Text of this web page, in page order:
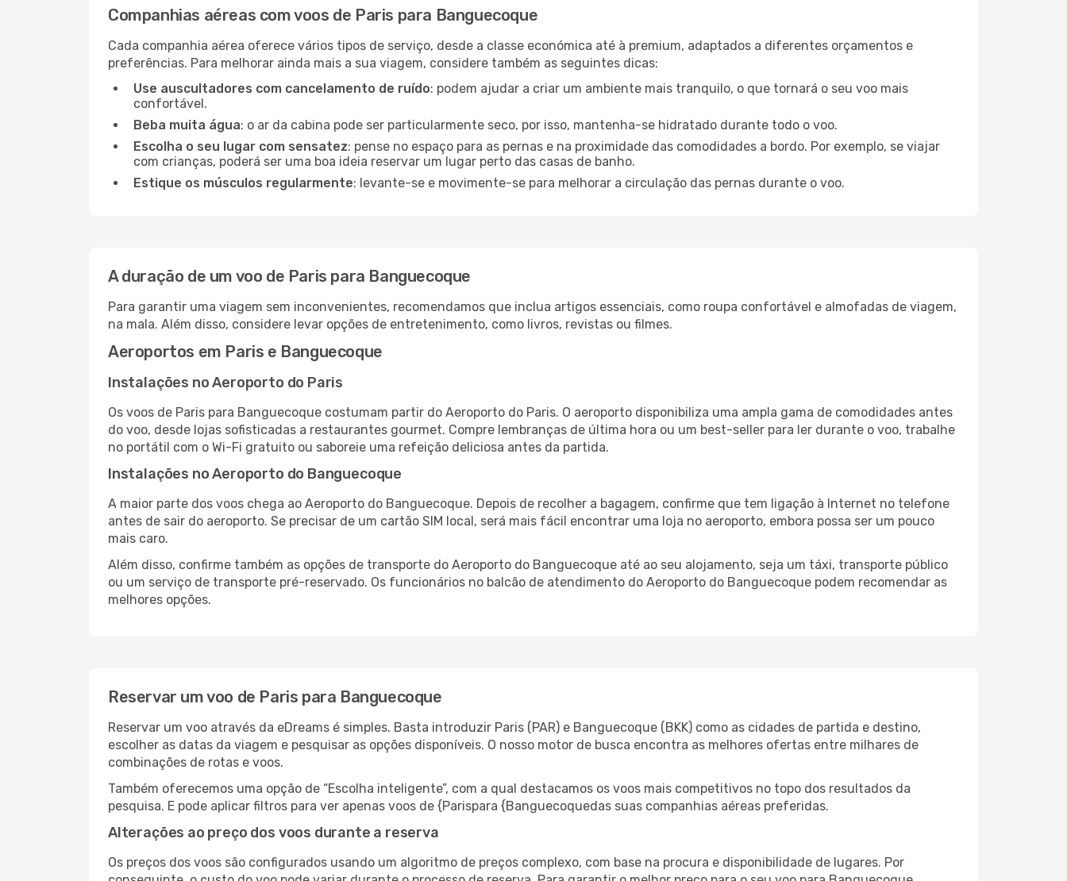
Companhias aéreas com voos de Paris para Banguecoque
Cada companhia aérea oferece vários tipos de serviço, desde a classe económica até à premium, adaptados a diferentes orçamentos e
preferências. Para melhorar ainda mais a sua viagem, considere também as seguintes dicas:
Use auscultadores com cancelamento de ruído: podem ajudar a criar um ambiente mais tranquilo, o que tornará o seu voo mais
confortável.
Beba muita água: o ar da cabina pode ser particularmente seco, por isso, mantenha-se hidratado durante todo o voo.
Escolha o seu lugar com sensatez: pense no espaço para as pernas e na proximidade das comodidades a bordo. Por exemplo, se viajar
com crianças, poderá ser uma boa ideia reservar um lugar perto das casas de banho.
Estique os músculos regularmente: levante-se e movimente-se para melhorar a circulação das pernas durante o voo.
A duração de um voo de Paris para Banguecoque
Para garantir uma viagem sem inconvenientes, recomendamos que inclua artigos essenciais, como roupa confortável e almofadas de viagem,
na mala. Além disso, considere levar opções de entretenimento, como livros, revistas ou filmes.
Aeroportos em Paris e Banguecoque
Instalações no Aeroporto do Paris
Os voos de Paris para Banguecoque costumam partir do Aeroporto do Paris. O aeroporto disponibiliza uma ampla gama de comodidades antes
do voo, desde lojas sofisticadas a restaurantes gourmet. Compre lembranças de última hora ou um best-seller para ler durante o voo, trabalhe
no portátil com o Wi-Fi gratuito ou saboreie uma refeição deliciosa antes da partida.
Instalações no Aeroporto do Banguecoque
A maior parte dos voos chega ao Aeroporto do Banguecoque. Depois de recolher a bagagem, confirme que tem ligação à Internet no telefone
antes de sair do aeroporto. Se precisar de um cartão SIM local, será mais fácil encontrar uma loja no aeroporto, embora possa ser um pouco
mais caro.
Além disso, confirme também as opções de transporte do Aeroporto do Banguecoque até ao seu alojamento, seja um táxi, transporte público
ou um serviço de transporte pré-reservado. Os funcionários no balcão de atendimento do Aeroporto do Banguecoque podem recomendar as
melhores opções.
Reservar um voo de Paris para Banguecoque
Reservar um voo através da eDreams é simples. Basta introduzir Paris (PAR) e Banguecoque (BKK) como as cidades de partida e destino,
escolher as datas da viagem e pesquisar as opções disponíveis. O nosso motor de busca encontra as melhores ofertas entre milhares de
combinações de rotas e voos.
Também oferecemos uma opção de “Escolha inteligente”, com a qual destacamos os voos mais competitivos no topo dos resultados da
pesquisa. E pode aplicar filtros para ver apenas voos de {Parispara {Banguecoquedas suas companhias aéreas preferidas.
Alterações ao preço dos voos durante a reserva
Os preços dos voos são configurados usando um algoritmo de preços complexo, com base na procura e disponibilidade de lugares. Por